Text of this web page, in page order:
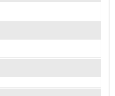
ている
把握し、順守している